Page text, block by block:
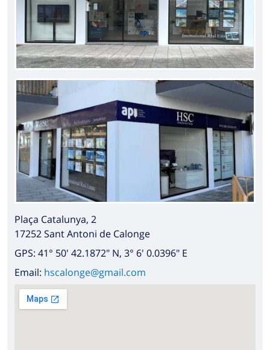
Plaça Catalunya, 2
17252 Sant Antoni de Calonge
GPS: 41° 50' 42.1872" N, 3° 6' 0.0396" E
Email: hscalonge@gmail.com